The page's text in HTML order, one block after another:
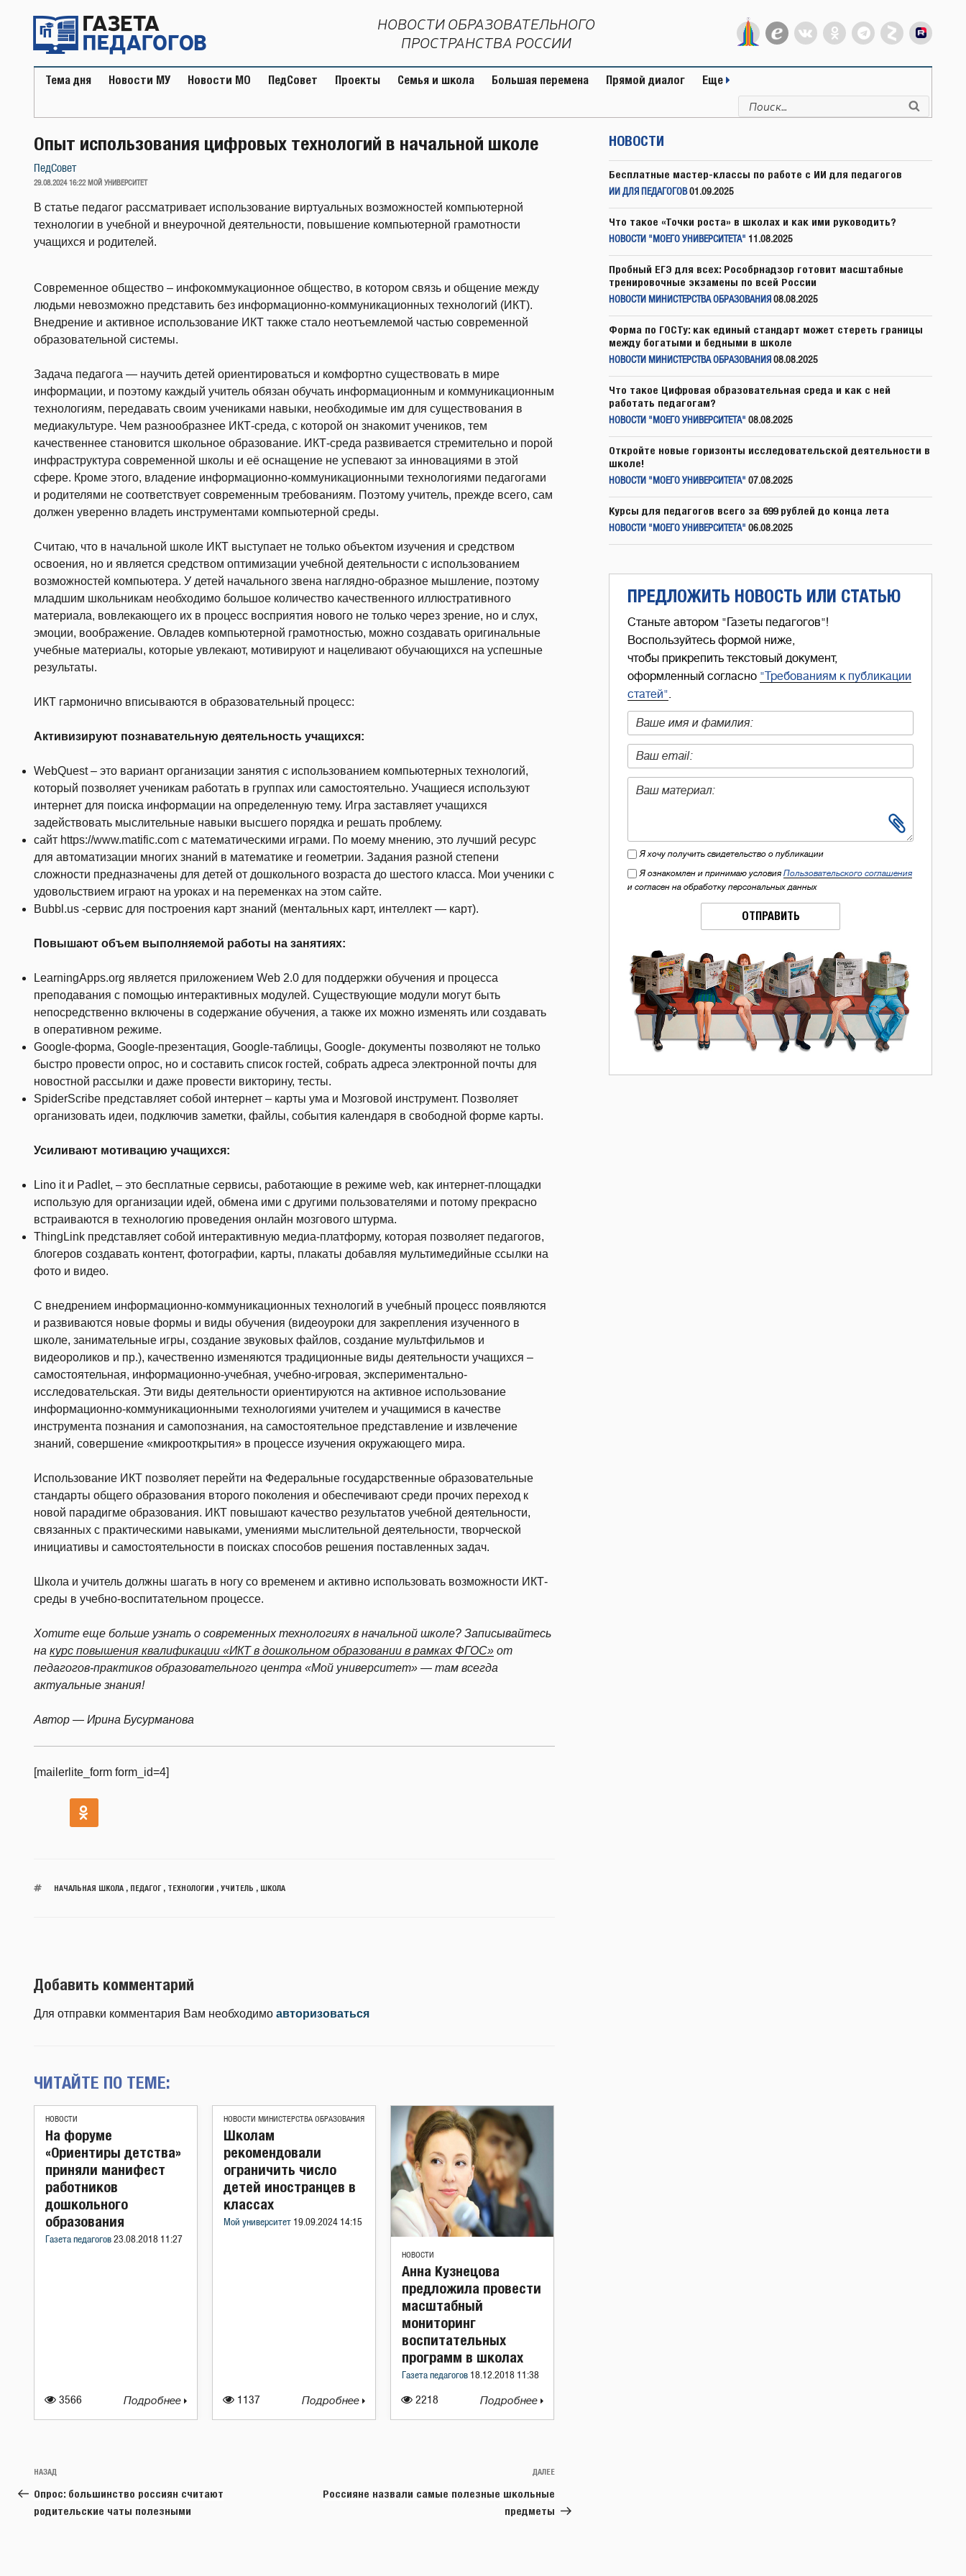
содержимому
НОВОСТИ ОБРАЗОВАТЕЛЬНОГО
ПРОСТРАНСТВА РОССИИ
Тема дня Новости МУ Новости МО ПедСовет Проекты Семья и школа Большая перемена Прямой диалог Еще
Искать:
Опыт использования цифровых технологий в начальной школе
ПедСовет
ОПУБЛИКОВАНО
29.08.2024 16:22 МОЙ УНИВЕРСИТЕТ
В статье педагог рассматривает использование виртуальных возможностей компьютерной
технологии в учебной и внеурочной деятельности, повышение компьютерной грамотности
учащихся и родителей.
Современное общество – инфокоммукационное общество, в котором связь и общение между
людьми невозможно представить без информационно-коммуникационных технологий (ИКТ).
Внедрение и активное использование ИКТ также стало неотъемлемой частью современной
образовательной системы.
Задача педагога — научить детей ориентироваться и комфортно существовать в мире
информации, и поэтому каждый учитель обязан обучать информационным и коммуникационным
технологиям, передавать своим учениками навыки, необходимые им для существования в
медиакультуре. Чем разнообразнее ИКТ-среда, с которой он знакомит учеников, тем
качественнее становится школьное образование. ИКТ-среда развивается стремительно и порой
инфраструктура современной школы и её оснащение не успевают за инновациями в этой
сфере. Кроме этого, владение информационно-коммуникационными технологиями педагогами
и родителями не соответствует современным требованиям. Поэтому учитель, прежде всего, сам
должен уверенно владеть инструментами компьютерной среды.
Считаю, что в начальной школе ИКТ выступает не только объектом изучения и средством
освоения, но и является средством оптимизации учебной деятельности с использованием
возможностей компьютера. У детей начального звена наглядно-образное мышление, поэтому
младшим школьникам необходимо большое количество качественного иллюстративного
материала, вовлекающего их в процесс восприятия нового не только через зрение, но и слух,
эмоции, воображение. Овладев компьютерной грамотностью, можно создавать оригинальные
учебные материалы, которые увлекают, мотивируют и нацеливают обучающихся на успешные
результаты.
ИКТ гармонично вписываются в образовательный процесс:
Активизируют познавательную деятельность учащихся:
WebQuest – это вариант организации занятия с использованием компьютерных технологий,
который позволяет ученикам работать в группах или самостоятельно. Учащиеся используют
интернет для поиска информации на определенную тему. Игра заставляет учащихся
задействовать мыслительные навыки высшего порядка и решать проблему.
сайт https://www.matific.com с математическими играми. По моему мнению, это лучший ресурс
для автоматизации многих знаний в математике и геометрии. Задания разной степени
сложности предназначены для детей от дошкольного возраста до шестого класса. Мои ученики с
удовольствием играют на уроках и на переменках на этом сайте.
Bubbl.us -сервис для построения карт знаний (ментальных карт, интеллект — карт).
Повышают объем выполняемой работы на занятиях:
LearningApps.org является приложением Web 2.0 для поддержки обучения и процесса
преподавания с помощью интерактивных модулей. Существующие модули могут быть
непосредственно включены в содержание обучения, а также их можно изменять или создавать
в оперативном режиме.
Google-форма, Google-презентация, Google-таблицы, Google- документы позволяют не только
быстро провести опрос, но и составить список гостей, собрать адреса электронной почты для
новостной рассылки и даже провести викторину, тесты.
SpiderScribe представляет собой интернет – карты ума и Мозговой инструмент. Позволяет
организовать идеи, подключив заметки, файлы, события календаря в свободной форме карты.
Усиливают мотивацию учащихся:
Lino it и Padlet, – это бесплатные сервисы, работающие в режиме web, как интернет-площадки
использую для организации идей, обмена ими с другими пользователями и потому прекрасно
встраиваются в технологию проведения онлайн мозгового штурма.
ThingLink представляет собой интерактивную медиа-платформу, которая позволяет педагогов,
блогеров создавать контент, фотографии, карты, плакаты добавляя мультимедийные ссылки на
фото и видео.
С внедрением информационно-коммуникационных технологий в учебный процесс появляются
и развиваются новые формы и виды обучения (видеоуроки для закрепления изученного в
школе, занимательные игры, создание звуковых файлов, создание мультфильмов и
видеороликов и пр.), качественно изменяются традиционные виды деятельности учащихся –
самостоятельная, информационно-учебная, учебно-игровая, экспериментально-
исследовательская. Эти виды деятельности ориентируются на активное использование
информационно-коммуникационными технологиями учителем и учащимися в качестве
инструмента познания и самопознания, на самостоятельное представление и извлечение
знаний, совершение «микрооткрытия» в процессе изучения окружающего мира.
Использование ИКТ позволяет перейти на Федеральные государственные образовательные
стандарты общего образования второго поколения и обеспечивают среди прочих переход к
новой парадигме образования. ИКТ повышают качество результатов учебной деятельности,
связанных с практическими навыками, умениями мыслительной деятельности, творческой
инициативы и самостоятельности в поисках способов решения поставленных задач.
Школа и учитель должны шагать в ногу со временем и активно использовать возможности ИКТ-
среды в учебно-воспитательном процессе.
Хотите еще больше узнать о современных технологиях в начальной школе? Записывайтесь
на курс повышения квалификации «ИКТ в дошкольном образовании в рамках ФГОС» от
педагогов-практиков образовательного центра «Мой университет» — там всегда
актуальные знания!
Автор — Ирина Бусурманова
[mailerlite_form form_id=4]
НАЧАЛЬНАЯ ШКОЛА, ПЕДАГОГ, ТЕХНОЛОГИИ УЧИТЕЛЬ ШКОЛА
Добавить комментарий
Для отправки комментария Вам необходимо авторизоваться
ЧИТАЙТЕ ПО ТЕМЕ:
НОВОСТИ
3566
На форуме
«Ориентиры детства»
приняли манифест
работников
дошкольного
образования
Газета педагогов 23.08.2018 11:27
Подробнее
НОВОСТИ МИНИСТЕРСТВА ОБРАЗОВАНИЯ
1137
Школам
рекомендовали
ограничить число
детей иностранцев в
классах
Мой университет 19.09.2024 14:15
Подробнее
НОВОСТИ
2218
Анна Кузнецова
предложила провести
масштабный
мониторинг
воспитательных
программ в школах
Газета педагогов 18.12.2018 11:38
Подробнее
Навигация
по
записям
Предыдущая
запись:
НАЗАД
Опрос: большинство россиян считают
родительские чаты полезными
Следующая
ДАЛЕЕ
Россияне назвали самые полезные школьные
предметы
НОВОСТИ
Бесплатные мастер-классы по работе с ИИ для педагогов
ИИ ДЛЯ ПЕДАГОГОВ 01.09.2025
Что такое «Точки роста» в школах и как ими руководить?
НОВОСТИ "МОЕГО УНИВЕРСИТЕТА" 11.08.2025
Пробный ЕГЭ для всех: Рособрнадзор готовит масштабные
тренировочные экзамены по всей России
НОВОСТИ МИНИСТЕРСТВА ОБРАЗОВАНИЯ 08.08.2025
Форма по ГОСТу: как единый стандарт может стереть границы
между богатыми и бедными в школе
НОВОСТИ МИНИСТЕРСТВА ОБРАЗОВАНИЯ 08.08.2025
Что такое Цифровая образовательная среда и как с ней
работать педагогам?
НОВОСТИ "МОЕГО УНИВЕРСИТЕТА" 08.08.2025
Откройте новые горизонты исследовательской деятельности в
школе!
НОВОСТИ "МОЕГО УНИВЕРСИТЕТА" 07.08.2025
Курсы для педагогов всего за 699 рублей до конца лета
НОВОСТИ "МОЕГО УНИВЕРСИТЕТА" 06.08.2025
ПРЕДЛОЖИТЬ НОВОСТЬ ИЛИ СТАТЬЮ
Станьте автором "Газеты педагогов"!
Воспользуйтесь формой ниже,
чтобы прикрепить текстовый документ,
оформленный согласно "Требованиям к публикации
статей".
Я хочу получить свидетельство о публикации
Я ознакомлен и принимаю условия Пользовательского соглашения
и согласен на обработку персональных данных
ОТПРАВИТЬ